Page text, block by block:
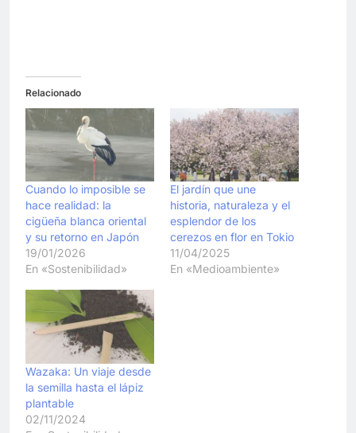
Relacionado
Cuando lo imposible se
hace realidad: la
cigüeña blanca oriental
y su retorno en Japón
19/01/2026
En «Sostenibilidad»
El jardín que une
historia, naturaleza y el
esplendor de los
cerezos en flor en Tokio
11/04/2025
En «Medioambiente»
Wazaka: Un viaje desde
la semilla hasta el lápiz
plantable
02/11/2024